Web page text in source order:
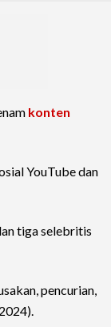
konten
YouTube dan
tiga selebritis
pencurian,